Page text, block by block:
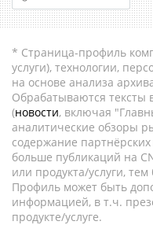
* Страница-профиль
услуги), технологии,
на основе анализа
Обрабатываются тексты
(новости, включая
аналитические обзоры
содержание
больше публикаций на
или продукта/услуги,
Профиль может быть
информацией, в т.ч.
продукте/услуге.